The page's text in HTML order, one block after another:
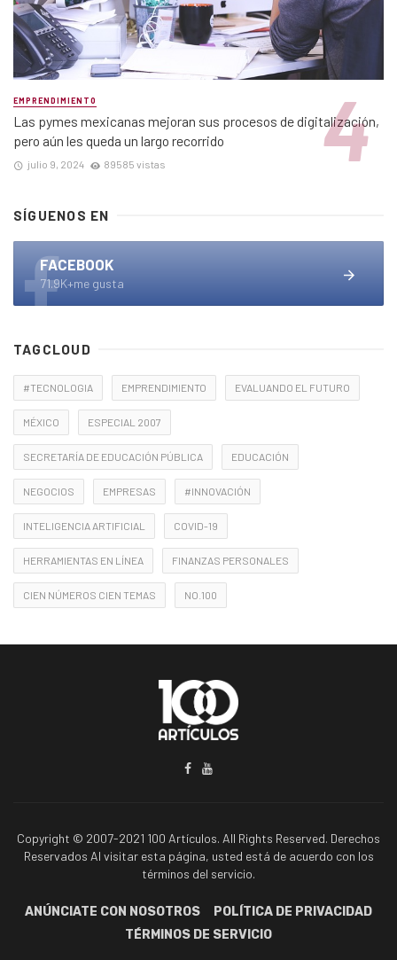
EMPRENDIMIENTO
Las pymes mexicanas mejoran sus procesos de digitalización,
pero aún les queda un largo recorrido
julio 9, 2024 89585 vistas
SÍGUENOS EN
FACEBOOK
71.9K+me gusta
TAGCLOUD
#TECNOLOGIA EMPRENDIMIENTO EVALUANDO EL FUTURO
MÉXICO ESPECIAL 2007
SECRETARÍA DE EDUCACIÓN PÚBLICA EDUCACIÓN
NEGOCIOS EMPRESAS #INNOVACIÓN
INTELIGENCIA ARTIFICIAL COVID-19
HERRAMIENTAS EN LÍNEA FINANZAS PERSONALES
CIEN NÚMEROS CIEN TEMAS NO.100
Copyright © 2007-2021 100 Artículos. All Rights Reserved. Derechos
Reservados Al visitar esta página, usted está de acuerdo con los
términos del servicio.
ANÚNCIATE CON NOSOTROS
POLÍTICA DE PRIVACIDAD
TÉRMINOS DE SERVICIO